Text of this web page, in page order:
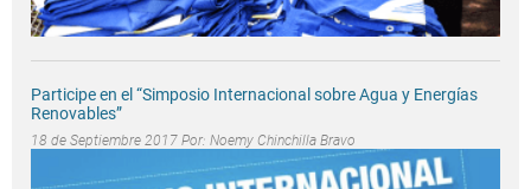
Participe en el “Simposio Internacional sobre Agua y Energías
Renovables”
18 de Septiembre 2017 Por: Noemy Chinchilla Bravo